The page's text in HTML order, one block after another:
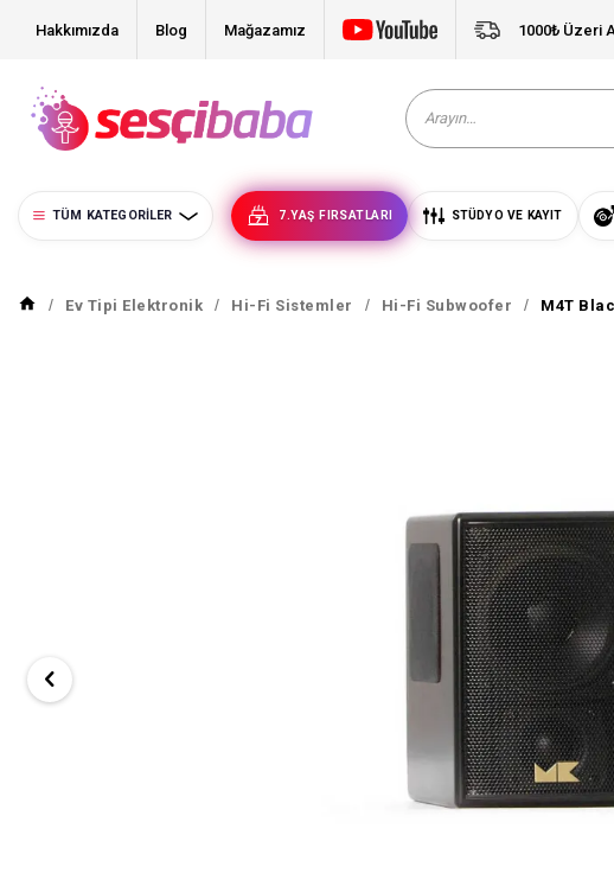
Hakkımızda Blog Mağazamız 1000₺ Üzeri
TÜM KATEGORILER 7.YAŞ FIRSATLARI STÜDYO VE KAYIT
Ev Tipi Elektronik Hi-Fi Sistemler Hi-Fi Subwoofer M4T